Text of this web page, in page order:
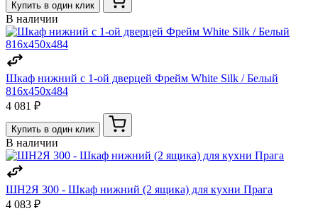
Купить в один клик
В наличии
Шкаф нижний с 1-ой дверцей Фрейм White Silk / Белый
816х450х484
4 081 ₽
Купить в один клик
В наличии
ШН2Я 300 - Шкаф нижний (2 ящика) для кухни Прага
4 083 ₽